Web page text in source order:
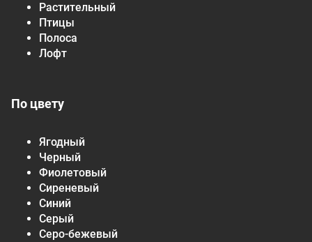
Растительный
Птицы
Полоса
Лофт
По цвету
Ягодный
Черный
Фиолетовый
Сиреневый
Синий
Серый
Серо-бежевый